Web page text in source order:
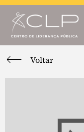
Voltar